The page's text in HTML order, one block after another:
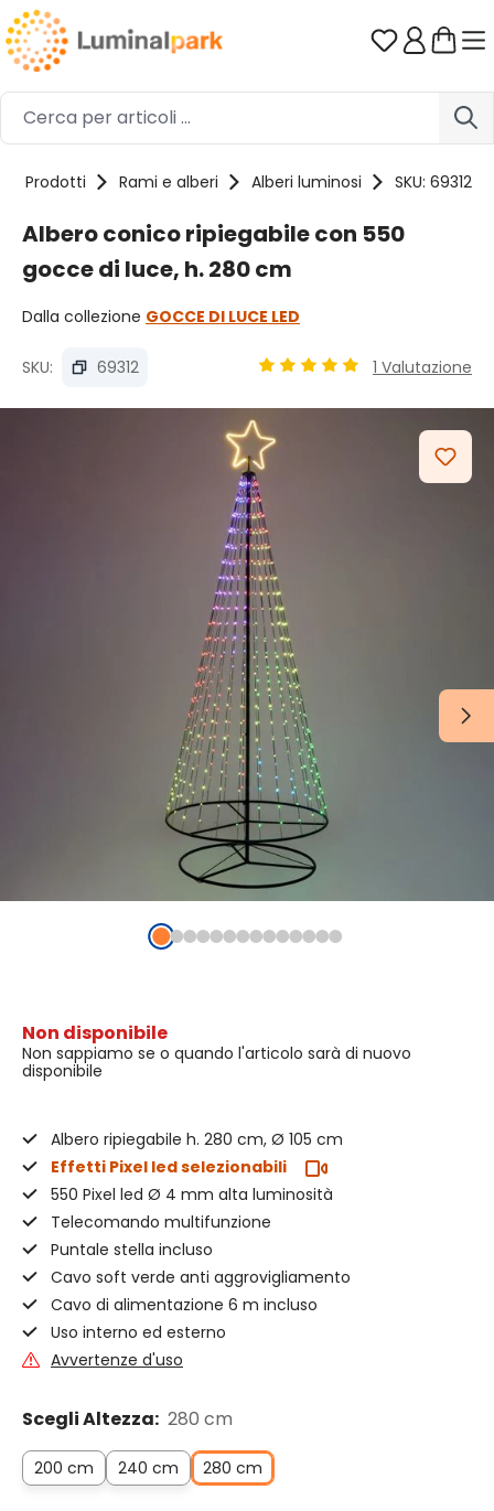
Passa al contenuto principale Hai 0
Prodotti Rami e alberi Alberi luminosi SKU: 69312
Albero conico ripiegabile con 550
gocce di luce, h. 280 cm
Dalla collezione GOCCE DI LUCE LED
SKU: 69312 1 Valutazione
Non disponibile
Non sappiamo se o quando l'articolo sarà di nuovo
disponibile
Albero ripiegabile h. 280 cm, Ø 105 cm
Effetti Pixel led selezionabili
550 Pixel led Ø 4 mm alta luminosità
Telecomando multifunzione
Puntale stella incluso
Cavo soft verde anti aggrovigliamento
Cavo di alimentazione 6 m incluso
Uso interno ed esterno
Avvertenze d'uso
Scegli Altezza: 280 cm
200 cm 240 cm 280 cm